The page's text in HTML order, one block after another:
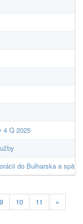
4 Q 2025
do Bulharska a späť
9 10 11 »